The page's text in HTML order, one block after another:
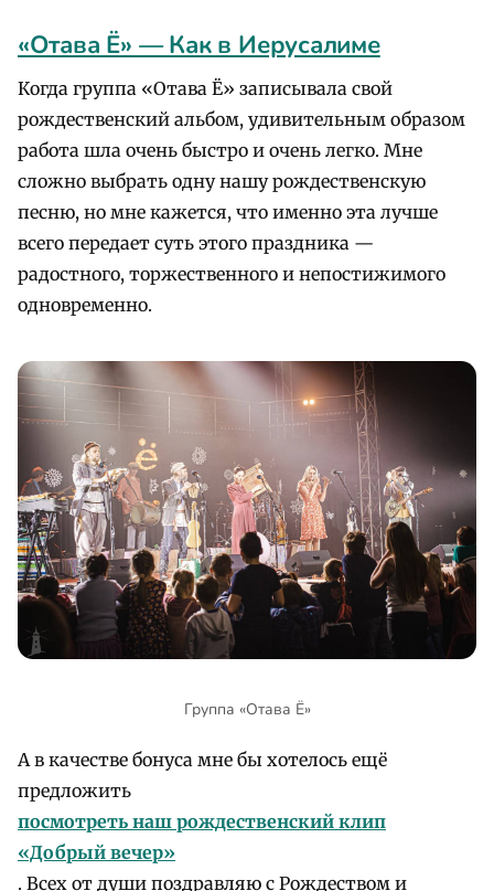
«Отава Ё» — Как в Иерусалиме
Когда группа «Отава Ё» записывала свой
рождественский альбом, удивительным образом
работа шла очень быстро и очень легко. Мне
сложно выбрать одну нашу рождественскую
песню, но мне кажется, что именно эта лучше
всего передает суть этого праздника —
радостного, торжественного и непостижимого
одновременно.
Группа «Отава Ё»
А в качестве бонуса мне бы хотелось ещё
предложить
посмотреть наш рождественский клип
«Добрый вечер»
. Всех от души поздравляю с Рождеством и